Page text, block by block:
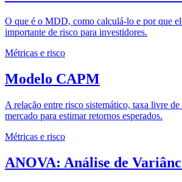
O que é o MDD, como calculá-lo e por que
importante de risco para investidores.
Métricas e risco
Modelo CAPM
A relação entre risco sistemático, taxa livre
mercado para estimar retornos esperados.
Métricas e risco
ANOVA: Análise de